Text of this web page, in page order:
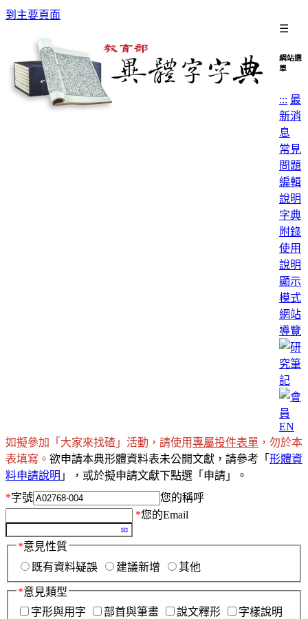
到主要頁面
☰
網站選
單
::: 最
新消
息
常見
問題
編輯
說明
字典
附錄
使用
說明
顯示
模式
網站
導覽
EN
如擬參加「大家來找碴」活動，請使用專屬投件表單 ，勿於本
表填寫。 欲申請本典形體資料表未公開文獻，請參考「 形體資
料申請說明 」，或於擬申請文獻下點選「申請」。
*字號
您的稱呼
*您的Email
*意見性質
既有資料疑誤
建議新增 其他
*意見類型
字形與用字
部首與筆畫 說文釋形
字樣說明